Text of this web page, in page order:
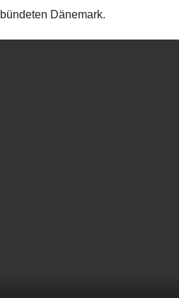
Dänemark.